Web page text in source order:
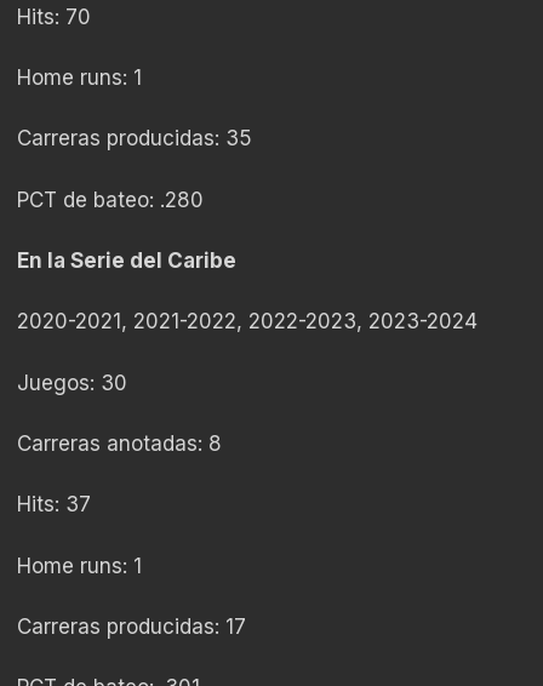
Hits: 70
Home runs: 1
Carreras producidas: 35
PCT de bateo: .280
En la Serie del Caribe
2020-2021, 2021-2022, 2022-2023, 2023-2024
Juegos: 30
Carreras anotadas: 8
Hits: 37
Home runs: 1
Carreras producidas: 17